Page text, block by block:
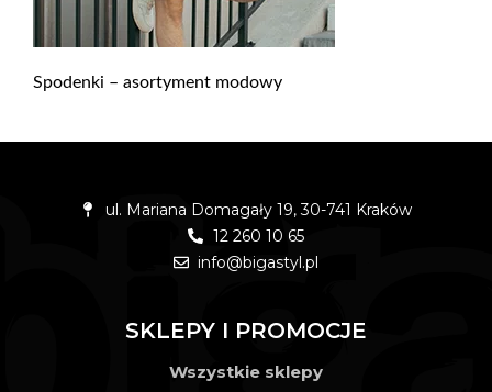
Spodenki – asortyment modowy
ul. Mariana Domagały 19, 30-741 Kraków
12 260 10 65
info@bigastyl.pl
SKLEPY I PROMOCJE
Wszystkie sklepy